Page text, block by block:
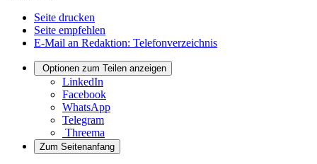
Seite drucken
Seite empfehlen
E-Mail an Redaktion: Telefonverzeichnis
Optionen zum Teilen anzeigen
LinkedIn
Facebook
WhatsApp
Telegram
Threema
Zum Seitenanfang